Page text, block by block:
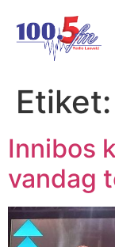
Etiket:
Innibos
vandag